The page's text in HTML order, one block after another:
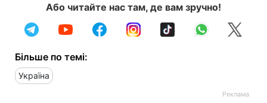
Або читайте нас там, де вам зручно!
Більше по темі:
Україна